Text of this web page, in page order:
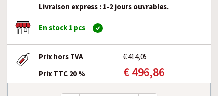
Livraison express : 1-2 jours ouvrables.
En stock 1 pcs
Prix hors TVA
€ 414,05
Prix TTC 20 %
€ 496,86